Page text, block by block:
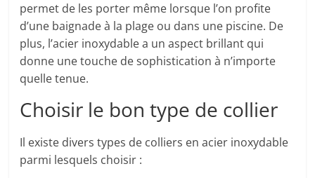
permet de les porter même lorsque l’on profite
d’une baignade à la plage ou dans une piscine. De
plus, l’acier inoxydable a un aspect brillant qui
donne une touche de sophistication à n’importe
quelle tenue.
Choisir le bon type de collier
Il existe divers types de colliers en acier inoxydable
parmi lesquels choisir :